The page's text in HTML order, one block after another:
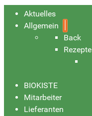
Aktuelles
Allgemein
Back
Rezepte
BIOKISTE
Mitarbeiter
Lieferanten